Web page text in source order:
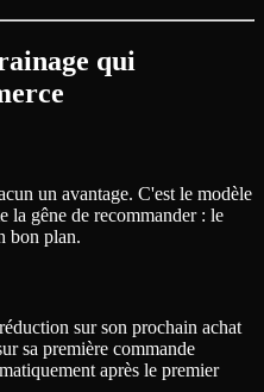
qui
un avantage. C'est le modèle
la gêne de recommander : le
bon plan.
sur son prochain achat
sa première commande
après le premier